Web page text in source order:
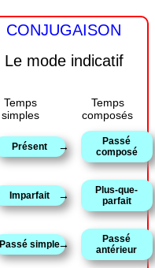
CONJUGAISON
Le mode indicatif
Temps
simples
Temps
composés
Présent →
Passé
composé
Imparfait →
Plus-que-
parfait
Passé simple→
Passé
antérieur